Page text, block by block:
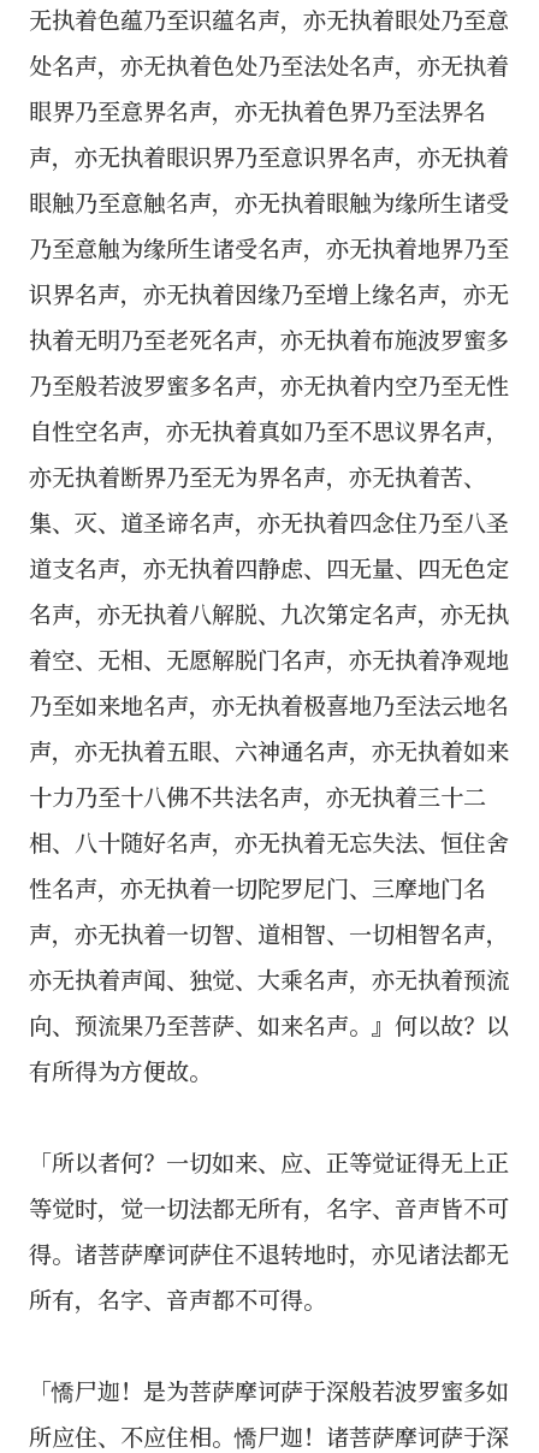
无执着色蕴乃至识蕴名声，亦无执着眼处乃至意
处名声，亦无执着色处乃至法处名声，亦无执着
眼界乃至意界名声，亦无执着色界乃至法界名
声，亦无执着眼识界乃至意识界名声，亦无执着
眼触乃至意触名声，亦无执着眼触为缘所生诸受
乃至意触为缘所生诸受名声，亦无执着地界乃至
识界名声，亦无执着因缘乃至增上缘名声，亦无
执着无明乃至老死名声，亦无执着布施波罗蜜多
乃至般若波罗蜜多名声，亦无执着内空乃至无性
自性空名声，亦无执着真如乃至不思议界名声，
亦无执着断界乃至无为界名声，亦无执着苦、
集、灭、道圣谛名声，亦无执着四念住乃至八圣
道支名声，亦无执着四静虑、四无量、四无色定
名声，亦无执着八解脱、九次第定名声，亦无执
着空、无相、无愿解脱门名声，亦无执着净观地
乃至如来地名声，亦无执着极喜地乃至法云地名
声，亦无执着五眼、六神通名声，亦无执着如来
十力乃至十八佛不共法名声，亦无执着三十二
相、八十随好名声，亦无执着无忘失法、恒住舍
性名声，亦无执着一切陀罗尼门、三摩地门名
声，亦无执着一切智、道相智、一切相智名声，
亦无执着声闻、独觉、大乘名声，亦无执着预流
向、预流果乃至菩萨、如来名声。』何以故？以
有所得为方便故。
「所以者何？一切如来、应、正等觉证得无上正
等觉时，觉一切法都无所有，名字、音声皆不可
得。诸菩萨摩诃萨住不退转地时，亦见诸法都无
所有，名字、音声都不可得。
「憍尸迦！是为菩萨摩诃萨于深般若波罗蜜多如
所应住、不应住相。憍尸迦！诸菩萨摩诃萨于深